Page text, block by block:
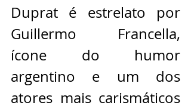
Duprat é estrelato por
Guillermo Francella,
ícone do humor
argentino e um dos
atores mais carismáticos